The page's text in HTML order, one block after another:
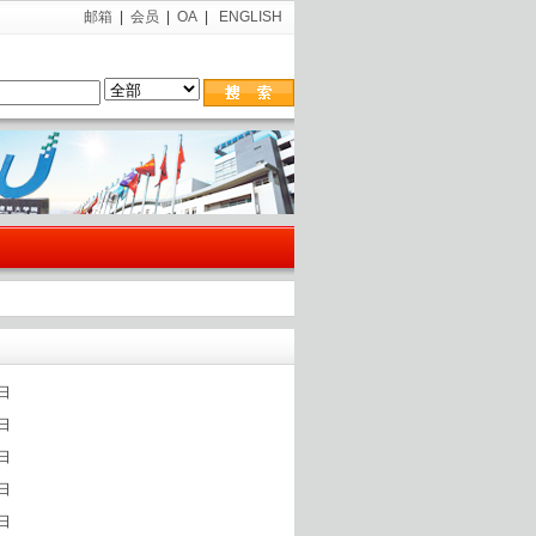
邮箱 会员 OA ENGLISH